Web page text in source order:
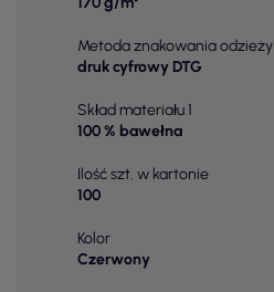
Metoda znakowania odzieży
druk cyfrowy DTG
Skład materiału 1
100 % bawełna
Ilość szt. w kartonie
100
Kolor
Czerwony